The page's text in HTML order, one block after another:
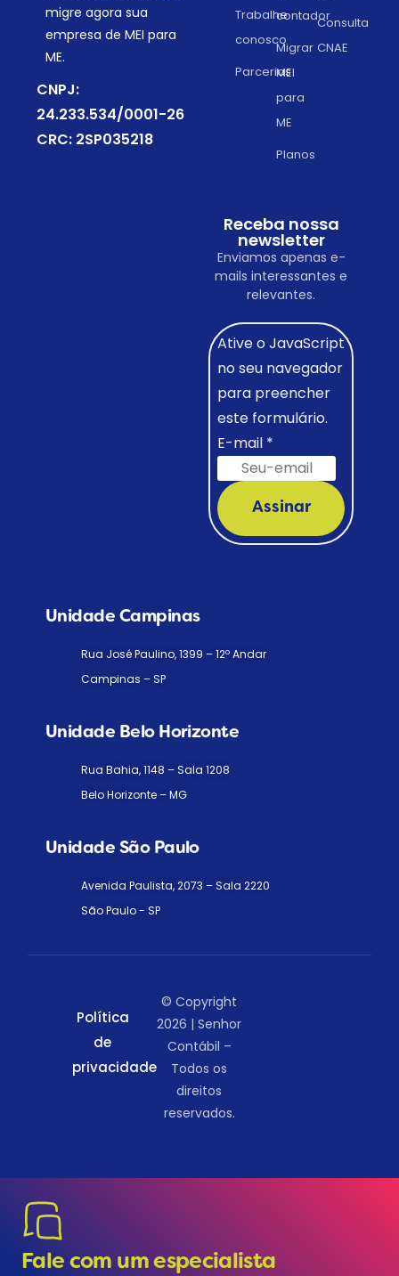
migre agora sua
empresa de MEI para
ME.
CNPJ:
24.233.534/0001-26
CRC: 2SP035218
Trabalhe
conosco
Parcerias
contador
Migrar
MEI
para
ME
Planos
Consulta
CNAE
Receba nossa
newsletter
Enviamos apenas e-
mails interessantes e
relevantes.
Ative o JavaScript
no seu navegador
para preencher
este formulário.
E-mail *
Assinar
Unidade Campinas
Rua José Paulino, 1399 – 12º Andar
Campinas – SP
Unidade Belo Horizonte
Rua Bahia, 1148 – Sala 1208
Belo Horizonte – MG
Unidade São Paulo
Avenida Paulista, 2073 – Sala 2220
São Paulo - SP
Política
de
privacidade
© Copyright
2026 | Senhor
Contábil –
Todos os
direitos
reservados.
Fale com um especialista